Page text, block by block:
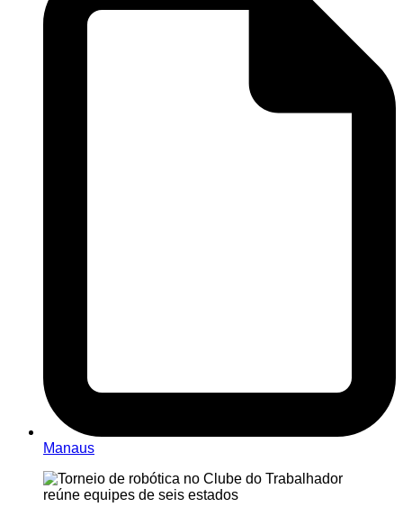
Manaus